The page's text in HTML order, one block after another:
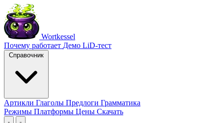
Wortkessel
Почему работает Демо LiD-тест
Справочник
Артикли Глаголы Предлоги Грамматика
Режимы Платформы Цены Скачать